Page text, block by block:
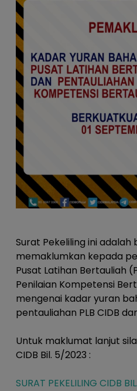
Surat Pekeliling ini adalah
memaklumkan kepada
Pusat Latihan Bertauliah
Penilaian Kompetensi
mengenai kadar yuran
pentauliahan PLB CIDB
Untuk maklumat lanjut
CIDB Bil. 5/2023 :
SURAT PEKELILING CIDB